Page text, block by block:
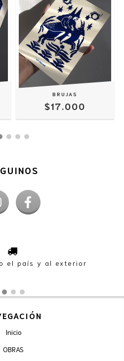
BRUJAS
$17.000
el país y al exterior
Inicio
OBRAS